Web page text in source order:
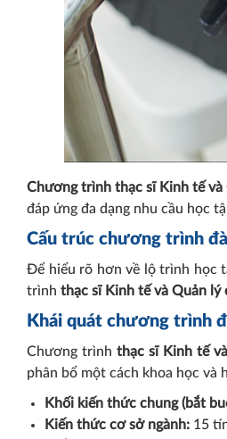
Chương trình thạc sĩ Kinh tế và
đáp ứng đa dạng nhu cầu học
Cấu trúc chương trình
Để hiểu rõ hơn về lộ trình học
trình thạc sĩ Kinh tế và Quản lý
Khái quát chương trình
Chương trình thạc sĩ Kinh tế
phân bổ một cách khoa học và
Khối kiến thức chung (bắt
Kiến thức cơ sở ngành: 15